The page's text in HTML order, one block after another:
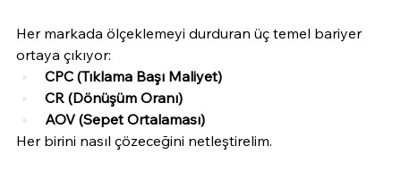
Her markada ölçeklemeyi durduran üç temel bariyer
ortaya çıkıyor:
CPC (Tıklama Başı Maliyet)
CR (Dönüşüm Oranı)
AOV (Sepet Ortalaması)
Her birini nasıl çözeceğini netleştirelim.